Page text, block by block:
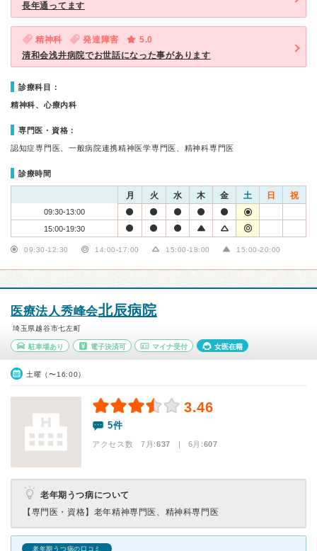
長年通ってます
精神科 発達障害
5.0
清和会浅井病院でお世話になった事があります
診療科目：
精神科、心療内科
専門医・資格：
認知症専門医、一般病院連携精神医学専門医、精神科専門医
診療時間
月 火 水 木 金 土 日 祝
09:30-13:00
15:00-19:30
09:30-12:30 14:00-17:00 15:00-18:00 15:00-20:00
医療法人秀峰会北辰病院
埼玉県越谷市七左町
駐車場あり 電子決済可 マイナ受付 女医在籍
土曜（〜16:00）
3.46
5件
アクセス数 7月:637 | 6月:607
老年期うつ病について
【専門医・資格】 老年精神専門医、精神科専門医
老年期うつ病の口コミ